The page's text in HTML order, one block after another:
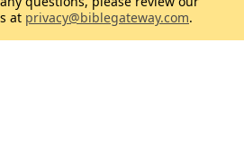
at privacy@biblegateway.com.